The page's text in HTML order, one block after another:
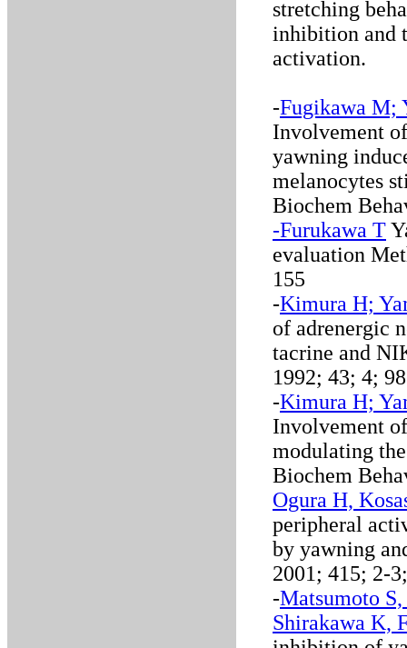
stretching
inhibition and
activation.
-Fugikawa M;
Involvement
yawning
melanocytes
Biochem
-Furukawa T
evaluation
155
-Kimura H;
of adrenergic
tacrine and
1992; 43; 4;
-Kimura H;
Involvement
modulating
Biochem
Ogura H,
peripheral
by yawning
2001; 415; 2-
-Matsumoto
Shirakawa K,